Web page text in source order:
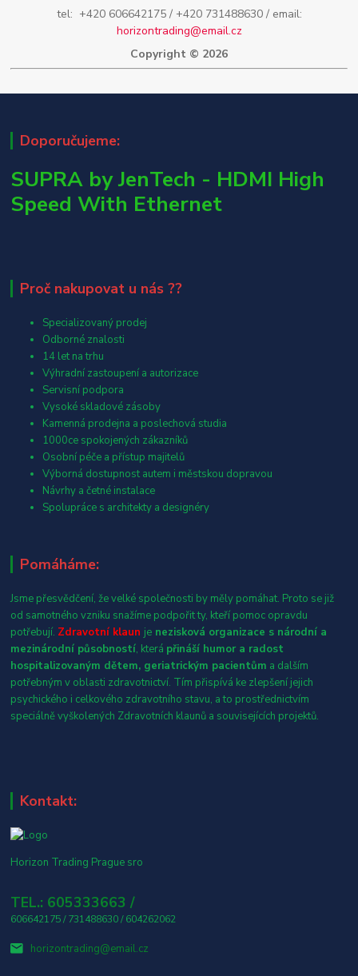
tel: +420 606642175 / +420 731488630 / email:
horizontrading@email.cz
Copyright © 2026
Doporučujeme:
SUPRA by JenTech - HDMI High
Speed With Ethernet
Proč nakupovat u nás ??
Specializovaný prodej
Odborné znalosti
14 let na trhu
Výhradní zastoupení a autorizace
Servisní podpora
Vysoké skladové zásoby
Kamenná prodejna a poslechová studia
1000ce spokojených zákazníků
Osobní péče a přístup majitelů
Výborná dostupnost autem i městskou dopravou
Návrhy a četné instalace
Spolupráce s architekty a designéry
Pomáháme:
Jsme přesvědčení, že velké společnosti by měly pomáhat. Proto se již
od samotného vzniku snažíme podpořit ty, kteří pomoc opravdu
potřebují. Zdravotní klaun je nezisková organizace s národní a
mezinárodní působností, která přináší humor a radost
hospitalizovaným dětem, geriatrickým pacientům a dalším
potřebným v oblasti zdravotnictví. Tím přispívá ke zlepšení jejich
psychického i celkového zdravotního stavu, a to prostřednictvím
speciálně vyškolených Zdravotních klaunů a souvisejících projektů.
Kontakt:
Horizon Trading Prague sro
TEL.: 605333663 /
606642175 / 731488630 / 604262062
horizontrading@email.cz